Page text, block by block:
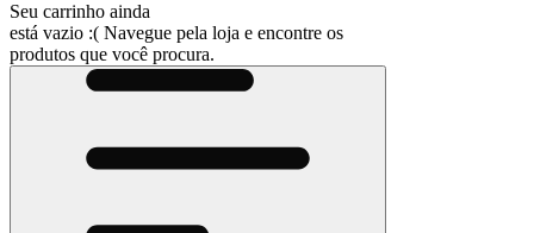
Seu carrinho ainda
está vazio :( Navegue pela loja e encontre os
produtos que você procura.